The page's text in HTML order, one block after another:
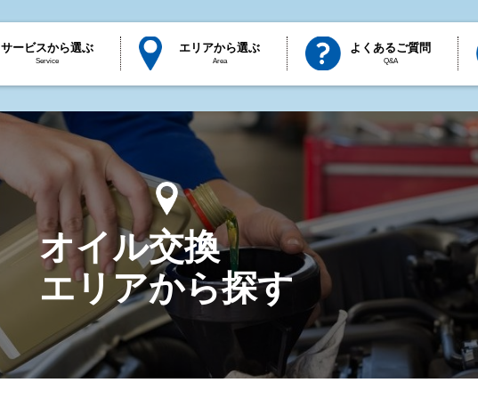
サービスから選ぶ
Service
エリアから選ぶ
Area
よくあるご質問
Q&A
オイル交換
エリアから探す